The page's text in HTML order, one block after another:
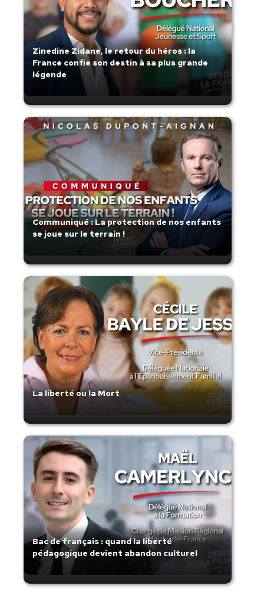
Zinedine Zidane, le retour du héros : la
France confie son destin à sa plus grande
légende
Communiqué : La protection de nos enfants
se joue sur le terrain !
La liberté ou la Mort
Bac de français : quand la liberté
pédagogique devient abandon culturel